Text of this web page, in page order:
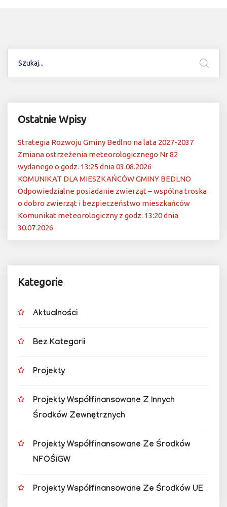
Ostatnie Wpisy
Strategia Rozwoju Gminy Bedlno na lata 2027-2037
Zmiana ostrzeżenia meteorologicznego Nr 82
wydanego o godz. 13:25 dnia 03.08.2026
KOMUNIKAT DLA MIESZKAŃCÓW GMINY BEDLNO
Odpowiedzialne posiadanie zwierząt – wspólna troska
o dobro zwierząt i bezpieczeństwo mieszkańców
Komunikat meteorologiczny z godz. 13:20 dnia
30.07.2026
Kategorie
Aktualności
Bez Kategorii
Projekty
Projekty Współfinansowane Z Innych
Środków Zewnętrznych
Projekty Współfinansowane Ze Środków
NFOŚiGW
Projekty Współfinansowane Ze Środków UE